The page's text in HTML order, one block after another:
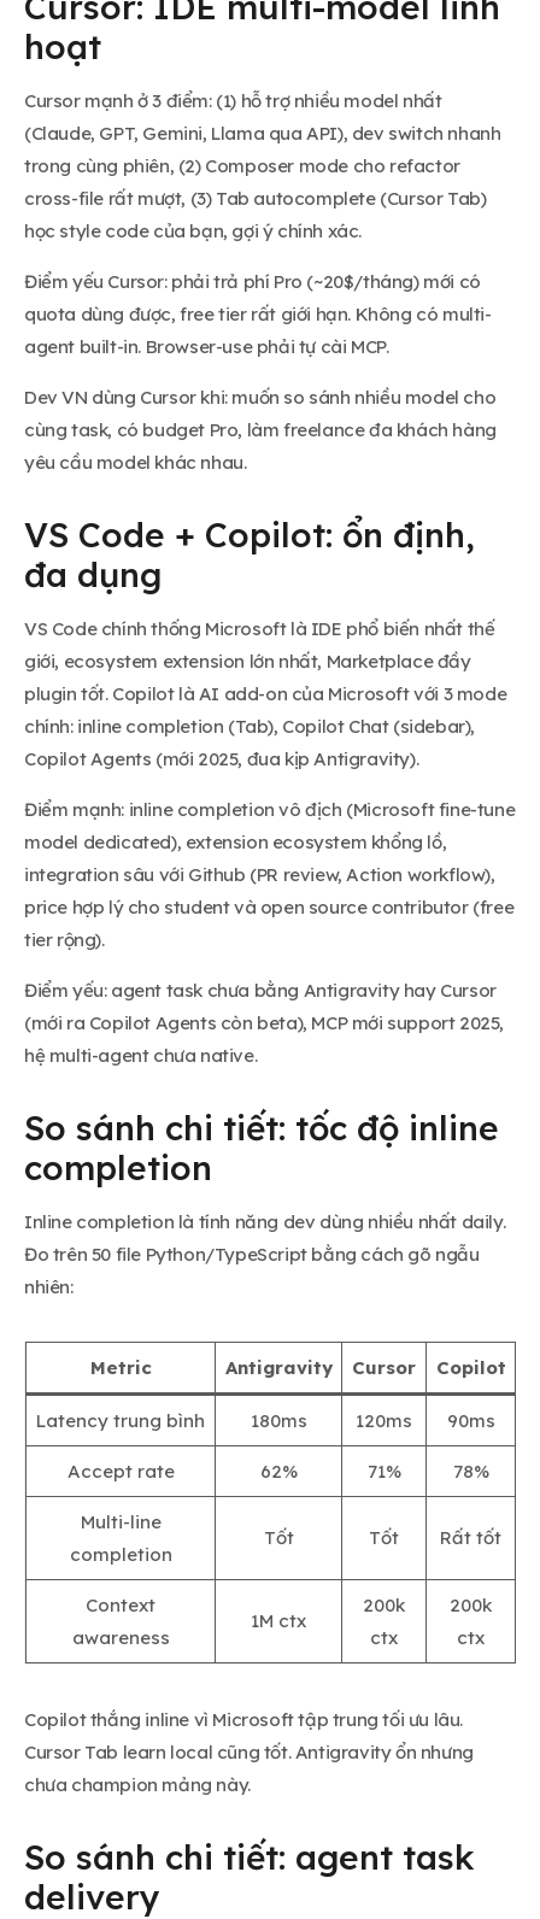
hoạt
Cursor mạnh ở 3 điểm: (1) hỗ trợ nhiều model nhất
(Claude, GPT, Gemini, Llama qua API), dev switch nhanh
trong cùng phiên, (2) Composer mode cho refactor
cross-file rất mượt, (3) Tab autocomplete (Cursor Tab)
học style code của bạn, gợi ý chính xác.
Điểm yếu Cursor: phải trả phí Pro (~20$/tháng) mới có
quota dùng được, free tier rất giới hạn. Không có multi-
agent built-in. Browser-use phải tự cài MCP.
Dev VN dùng Cursor khi: muốn so sánh nhiều model cho
cùng task, có budget Pro, làm freelance đa khách hàng
yêu cầu model khác nhau.
VS Code + Copilot: ổn định,
đa dụng
VS Code chính thống Microsoft là IDE phổ biến nhất thế
giới, ecosystem extension lớn nhất, Marketplace đầy
plugin tốt. Copilot là AI add-on của Microsoft với 3 mode
chính: inline completion (Tab), Copilot Chat (sidebar),
Copilot Agents (mới 2025, đua kịp Antigravity).
Điểm mạnh: inline completion vô địch (Microsoft fine-tune
model dedicated), extension ecosystem khổng lồ,
integration sâu với Github (PR review, Action workflow),
price hợp lý cho student và open source contributor (free
tier rộng).
Điểm yếu: agent task chưa bằng Antigravity hay Cursor
(mới ra Copilot Agents còn beta), MCP mới support 2025,
hệ multi-agent chưa native.
So sánh chi tiết: tốc độ inline
completion
Inline completion là tính năng dev dùng nhiều nhất daily.
Đo trên 50 file Python/TypeScript bằng cách gõ ngẫu
nhiên:
Metric Antigravity Cursor Copilot
Latency trung bình 180ms 120ms 90ms
Accept rate 62% 71% 78%
Multi-line
completion
Tốt Tốt Rất tốt
Context
awareness
1M ctx
200k
ctx
200k
ctx
Copilot thắng inline vì Microsoft tập trung tối ưu lâu.
Cursor Tab learn local cũng tốt. Antigravity ổn nhưng
chưa champion mảng này.
So sánh chi tiết: agent task
delivery